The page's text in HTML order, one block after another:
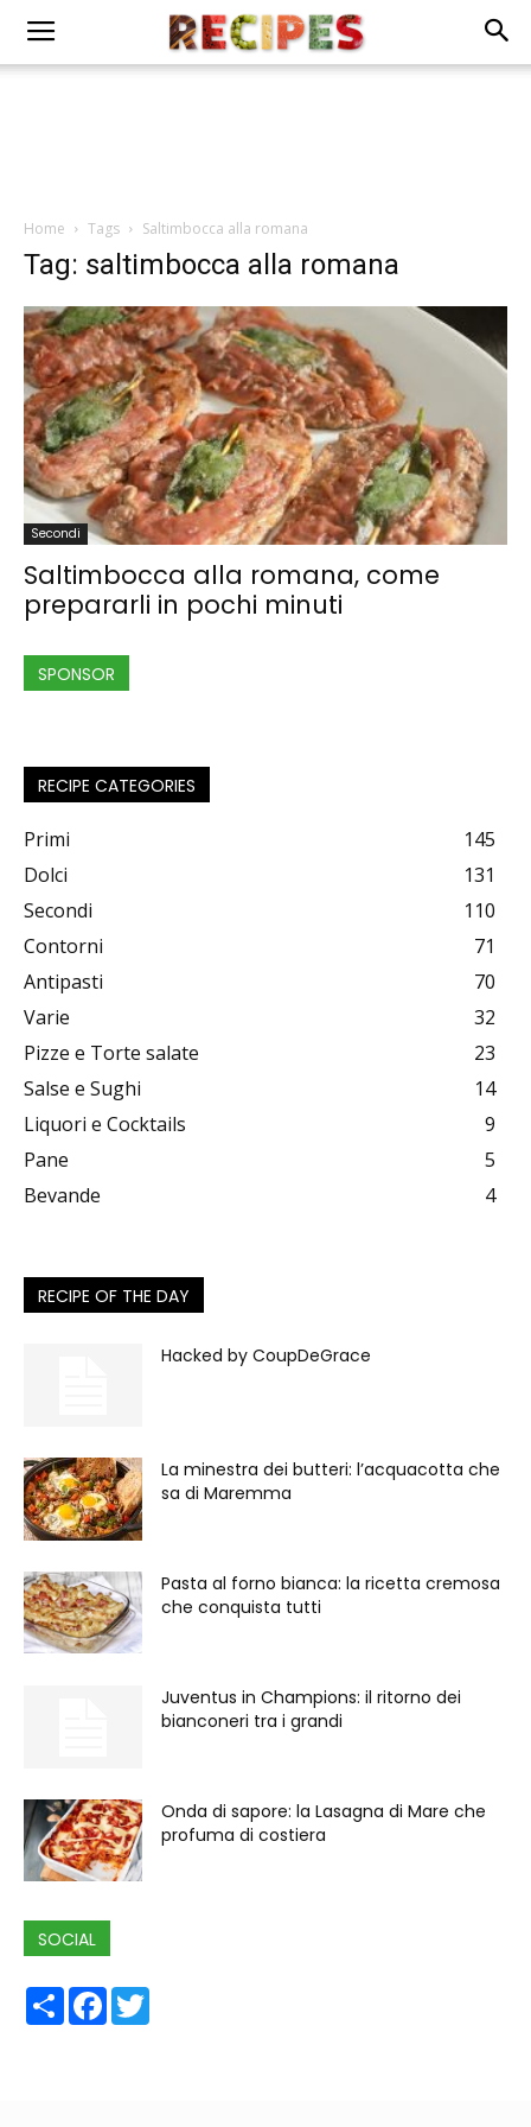
Home Tags Saltimbocca alla romana
Tag: saltimbocca alla romana
Secondi
Saltimbocca alla romana, come
prepararli in pochi minuti
SPONSOR
RECIPE CATEGORIES
Primi
145
Dolci
131
Secondi
110
Contorni
71
Antipasti
70
Varie
32
Pizze e Torte salate
23
Salse e Sughi
14
Liquori e Cocktails
9
Pane
5
Bevande
4
RECIPE OF THE DAY
Hacked by CoupDeGrace
La minestra dei butteri: l’acquacotta che
sa di Maremma
Pasta al forno bianca: la ricetta cremosa
che conquista tutti
Juventus in Champions: il ritorno dei
bianconeri tra i grandi
Onda di sapore: la Lasagna di Mare che
profuma di costiera
SOCIAL
ShareFacebook